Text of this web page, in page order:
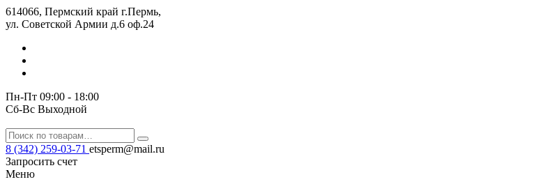
614066, Пермский край г.Пермь,
ул. Советской Армии д.6 оф.24
Пн-Пт 09:00 - 18:00
Сб-Вс Выходной
8 (342) 259-03-71 etsperm@mail.ru
Запросить счет
Меню